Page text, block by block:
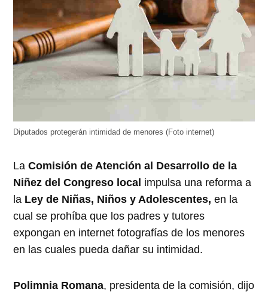
Diputados protegerán intimidad de menores (Foto internet)
LaComisión de Atención al Desarrollo de la
Niñez del Congreso local impulsa una reforma a
la Ley de Niñas, Niños y Adolescentes, en la
cual se prohíba que los padres y tutores
expongan en internet fotografías de los menores
en las cuales pueda dañar su intimidad.
Polimnia Romana, presidenta de la comisión, dijo